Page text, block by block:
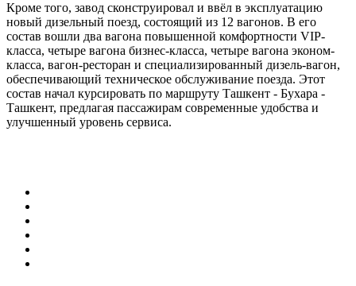
Кроме того, завод сконструировал и ввёл в эксплуатацию
новый дизельный поезд, состоящий из 12 вагонов. В его
состав вошли два вагона повышенной комфортности VIP-
класса, четыре вагона бизнес-класса, четыре вагона эконом-
класса, вагон-ресторан и специализированный дизель-вагон,
обеспечивающий техническое обслуживание поезда. Этот
состав начал курсировать по маршруту Ташкент - Бухара -
Ташкент, предлагая пассажирам современные удобства и
улучшенный уровень сервиса.